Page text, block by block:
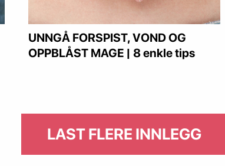
UNNGÅ FORSPIST, VOND OG
OPPBLÅST MAGE | 8 enkle tips
LAST FLERE INNLEGG